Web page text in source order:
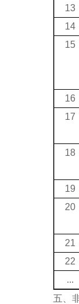
13
14
15
16
17
18
19
20
21
22
...
五、